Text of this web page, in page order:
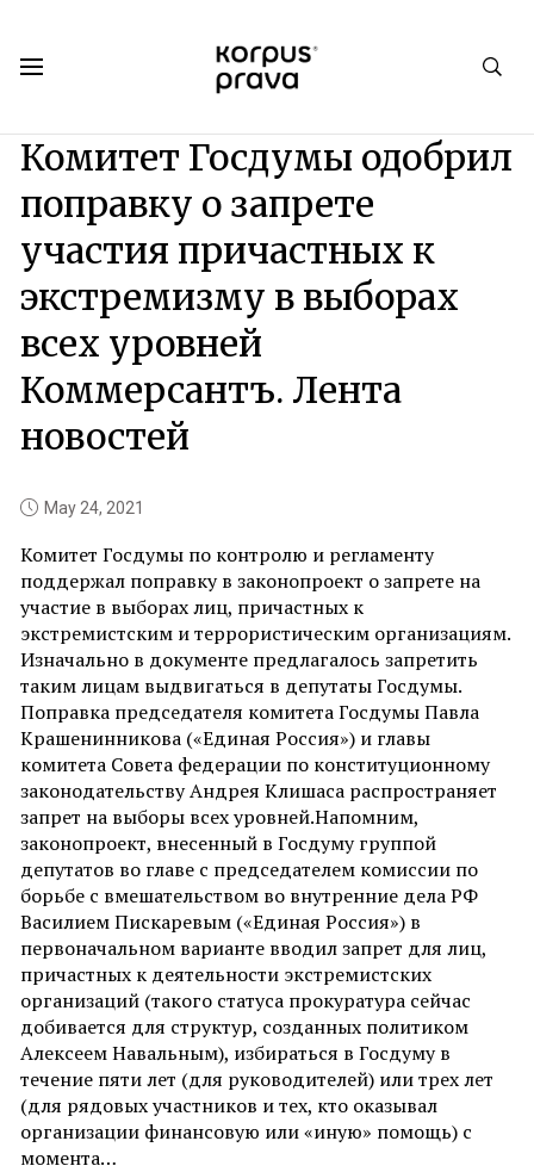
Комитет Госдумы одобрил
поправку о запрете
участия причастных к
экстремизму в выборах
всех уровней
Коммерсантъ. Лента
новостей
May 24, 2021
Комитет Госдумы по контролю и регламенту
поддержал поправку в законопроект о запрете на
участие в выборах лиц, причастных к
экстремистским и террористическим организациям.
Изначально в документе предлагалось запретить
таким лицам выдвигаться в депутаты Госдумы.
Поправка председателя комитета Госдумы Павла
Крашенинникова («Единая Россия») и главы
комитета Совета федерации по конституционному
законодательству Андрея Клишаса распространяет
запрет на выборы всех уровней.Напомним,
законопроект, внесенный в Госдуму группой
депутатов во главе с председателем комиссии по
борьбе с вмешательством во внутренние дела РФ
Василием Пискаревым («Единая Россия») в
первоначальном варианте вводил запрет для лиц,
причастных к деятельности экстремистских
организаций (такого статуса прокуратура сейчас
добивается для структур, созданных политиком
Алексеем Навальным), избираться в Госдуму в
течение пяти лет (для руководителей) или трех лет
(для рядовых участников и тех, кто оказывал
организации финансовую или «иную» помощь) с
момента…